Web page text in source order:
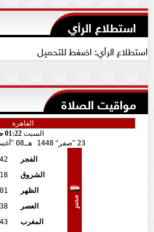
استطلاع الرأي
استطلاع الرأي: اضغط للتحميل
مواقيت الصلاة
السبت 01:22 صـ
23
صفر 1448 هـ 08
مصر
الفجر
الشروق
الظهر
العصر
المغرب